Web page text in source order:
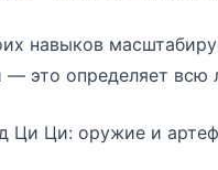
навыков
это определяет всю
Ци Ци: оружие и